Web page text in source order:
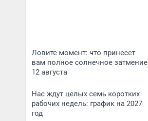
Ловите момент: что принесет
вам полное солнечное затмение
12 августа
Нас ждут целых семь коротких
рабочих недель: график на 2027
год